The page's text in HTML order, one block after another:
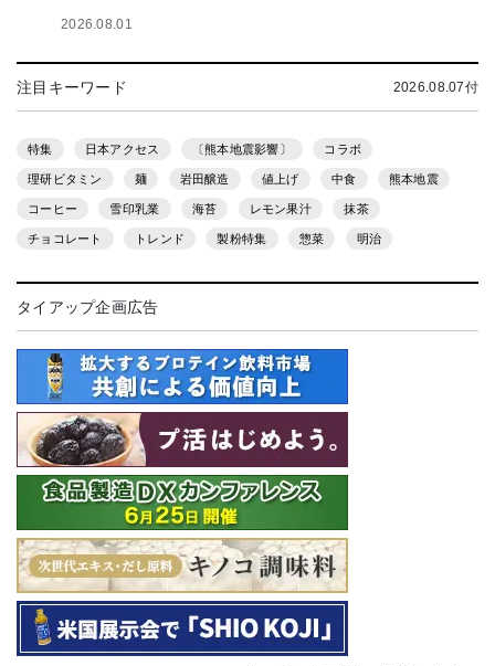
2026.08.01
注目キーワード 2026.08.07付
特集 日本アクセス 〔熊本地震影響〕 コラボ
理研ビタミン 麺 岩田醸造 値上げ 中食 熊本地震
コーヒー 雪印乳業 海苔 レモン果汁 抹茶
チョコレート トレンド 製粉特集 惣菜 明治
タイアップ企画広告